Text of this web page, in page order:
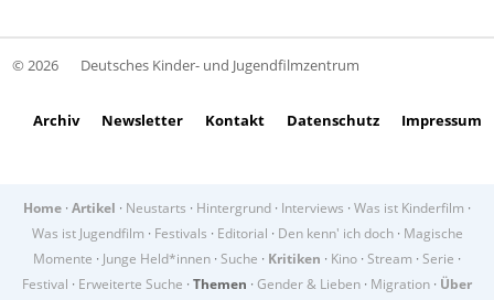
© 2026 Deutsches Kinder- und Jugendfilmzentrum
Archiv Newsletter Kontakt Datenschutz Impressum
Home · Artikel · Neustarts · Hintergrund · Interviews · Was ist Kinderfilm ·
Was ist Jugendfilm · Festivals · Editorial · Den kenn' ich doch· Magische
Momente · Junge Held*innen · Suche · Kritiken · Kino · Stream · Serie ·
Festival · Erweiterte Suche · Themen · Gender & Lieben · Migration · Über